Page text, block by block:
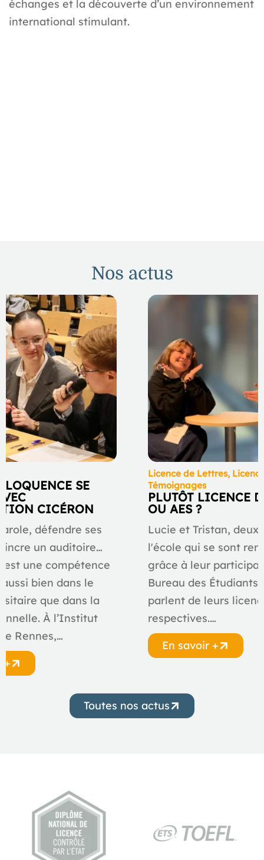
échanges et la découverte d’un environnement
international stimulant.
Nos actus
SE
CICÉRON
défendre ses
un auditoire…
est une compétence
bien dans le
que dans la
À l’Institut
Rennes,…
+
Licence de Lettres,
Témoignages
PLUTÔT LICENCE
OU AES ?
Lucie et Tristan, deux
l'école qui se sont
grâce à leur
Bureau des Étudiants
parlent de leurs
respectives.…
En savoir +
Toutes nos actus